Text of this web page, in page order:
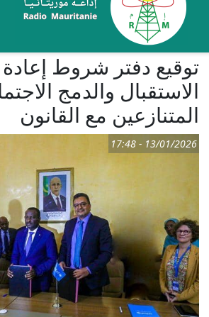
توقيع دفتر شروط إعادة
الاستقبال والدمج
المتنازعين مع القانون
13/01/2026 - 17:48